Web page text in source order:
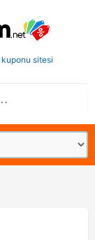
sitesi